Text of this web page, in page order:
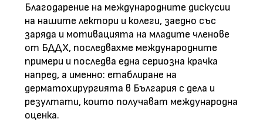
Благодарение на международните дискусии
на нашите лектори и колеги, заедно със
заряда и мотивацията на младите членове
от БДДХ, последвахме международните
примери и последва една сериозна крачка
напред, а именно: етаблиране на
дерматохирургията в България с дела и
резултати, които получават международна
оценка.